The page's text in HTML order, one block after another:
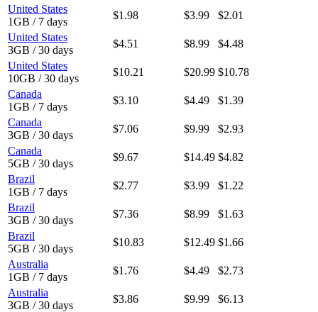
United States
1GB / 7 days
$1.98 $3.99
$2.01
United States
3GB / 30 days
$4.51 $8.99
$4.48
United States
10GB / 30 days
$10.21 $20.99 $10.78
Canada
1GB / 7 days
$3.10 $4.49
$1.39
Canada
3GB / 30 days
$7.06 $9.99
$2.93
Canada
5GB / 30 days
$9.67 $14.49 $4.82
Brazil
1GB / 7 days
$2.77 $3.99
$1.22
Brazil
3GB / 30 days
$7.36 $8.99
$1.63
Brazil
5GB / 30 days
$10.83 $12.49 $1.66
Australia
1GB / 7 days
$1.76 $4.49
$2.73
Australia
3GB / 30 days
$3.86 $9.99
$6.13